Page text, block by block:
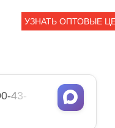
УЗНАТЬ ОПТОВЫЕ
43-